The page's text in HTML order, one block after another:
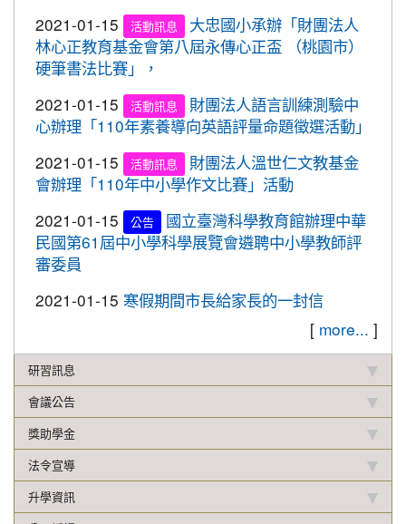
績優異
2019-12-20 賀!
本校學生參加108年臺北市中正盃
羽球錦標賽成績優異
2019-12-20
賀!
本校學生參加109年桃園市中小學
校聯合運動會楊梅區選拔賽成績優異
2019-12-16
賀!
本校學生參加2019年名人盃冬季校
園圍棋對抗賽成績優異
2019-12-12
重要
108年校內語文競賽 得獎名單(最
新版12.17)
2019-11-27
標賽成績優異
恭喜！本校直笛隊參加108學年度
2019-11-07
本校學生參加新竹市新豐盃羽球賽
成績優異
2019-10-21
本校學生參加2019年國慶華江盃羽
球錦標賽成績優異
2019-10-04 賀!
本校學生參加108年新北市城市夏
季盃全國羽球錦標賽成績優異
2021-01-15
活動訊息
大忠國小承辦「財團法人
林心正教育基金會第八屆永傳心正盃 （桃園市）
硬筆書法比賽」，
2021-01-15
活動訊息
財團法人語言訓練測驗中
心辦理「110年素養導向英語評量命題徵選活動」
2021-01-15
活動訊息
財團法人溫世仁文教基金
會辦理「110年中小學作文比賽」活動
2021-01-15
公告
國立臺灣科學教育館辦理中華
民國第61屆中小學科學展覽會遴聘中小學教師評
審委員
2021-01-15 寒假期間市長給家長的一封信
[ more... ]
研習訊息
會議公告
獎助學金
法令宣導
升學資訊